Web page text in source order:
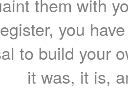
them with
you
to build your
it was, it is,